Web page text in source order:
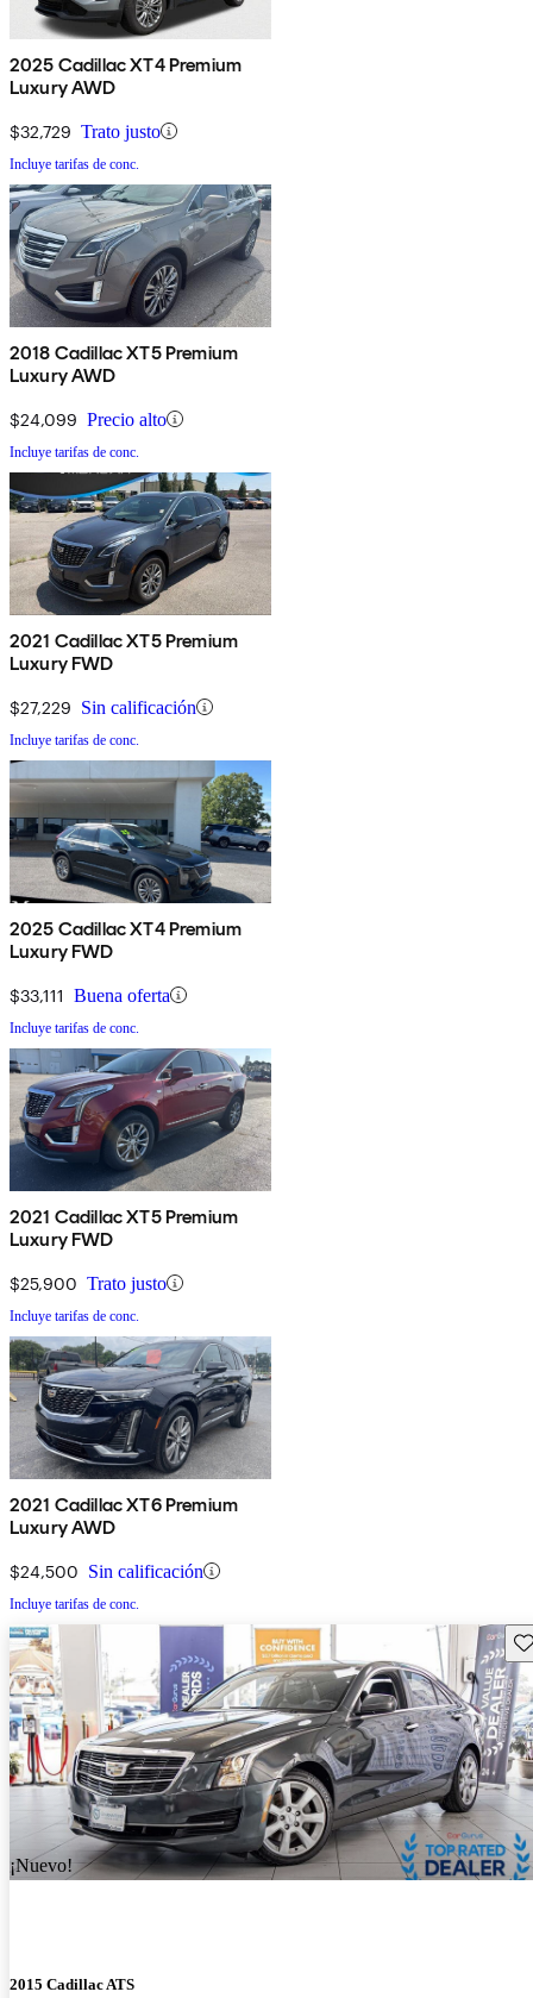
2025 Cadillac XT4 Premium
Luxury AWD
$32,729 Trato justo
Incluye tarifas de conc.
2018 Cadillac XT5 Premium
Luxury AWD
$24,099 Precio alto
Incluye tarifas de conc.
2021 Cadillac XT5 Premium
Luxury FWD
$27,229 Sin calificación
Incluye tarifas de conc.
2025 Cadillac XT4 Premium
Luxury FWD
$33,111 Buena oferta
Incluye tarifas de conc.
2021 Cadillac XT5 Premium
Luxury FWD
$25,900 Trato justo
Incluye tarifas de conc.
2021 Cadillac XT6 Premium
Luxury AWD
$24,500 Sin calificación
Incluye tarifas de conc.
¡Nuevo!
2015 Cadillac ATS